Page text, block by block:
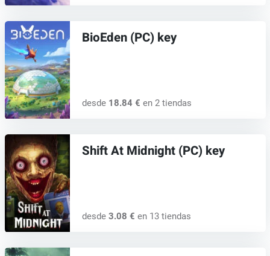
BioEden (PC) key
desde 18.84 € en 2 tiendas
Shift At Midnight (PC) key
desde 3.08 € en 13 tiendas